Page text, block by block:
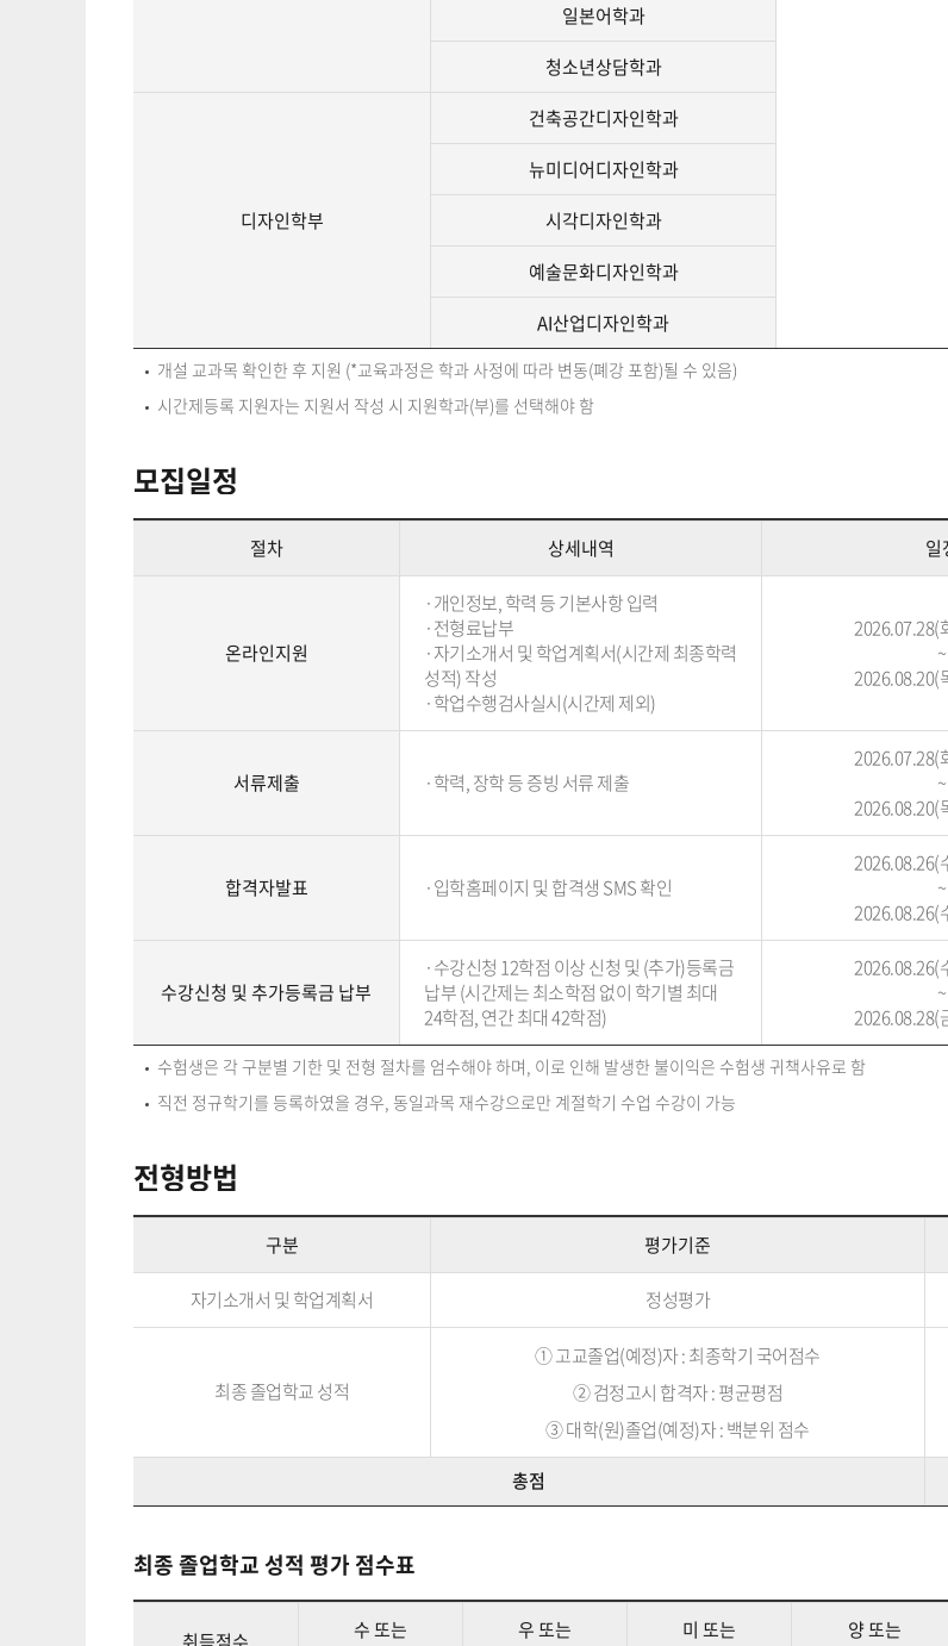
일본어학과
청소년상담학과
디자인학부
건축공간디자인학과
뉴미디어디자인학과
시각디자인학과
예술문화디자인학과
AI산업디자인학과
개설 교과목 확인한 후 지원 (*교육과정은 학과 사정에 따라 변동(폐강 포함)될 수 있음)
시간제등록 지원자는 지원서 작성 시 지원학과(부)를 선택해야 함
모집일정
절차 상세내역 일
온라인지원
·개인정보, 학력 등 기본사항 입력
·전형료납부
·자기소개서 및 학업계획서(시간제 최종학력
성적) 작성
·학업수행검사실시(시간제 제외)
2026.07.28(
~
2026.08.20(
서류제출 ·학력, 장학 등 증빙 서류 제출
2026.07.28(
~
2026.08.20(
합격자발표 ·입학홈페이지 및 합격생 SMS 확인
2026.08.26(
~
2026.08.26(
수강신청 및 추가등록금 납부
·수강신청 12학점 이상 신청 및 (추가)등록금
납부 (시간제는 최소학점 없이 학기별 최대
24학점, 연간 최대 42학점)
2026.08.26(
~
2026.08.28(
수험생은 각 구분별 기한 및 전형 절차를 엄수해야 하며, 이로 인해 발생한 불이익은 수험생 귀책사유로 함
직전 정규학기를 등록하였을 경우, 동일과목 재수강으로만 계절학기 수업 수강이 가능
전형방법
구분 평가기준
자기소개서 및 학업계획서 정성평가
최종 졸업학교 성적
① 고교졸업(예정)자 : 최종학기 국어점수
② 검정고시 합격자 : 평균평점
③ 대학(원)졸업(예정)자 : 백분위 점수
총점
최종 졸업학교 성적 평가 점수표
수 또는
우 또는
미 또는
양 또는